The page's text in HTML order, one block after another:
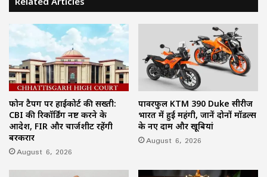
निकले 850 श्रद्धालु: भारत गौरव ट्रेन को हरी झंडी,
बुजुर्ग बोले—‘सपना हुआ साकार’
फोन टैपिंग पर हाईकोर्ट की सख्ती:
CBI की रिकॉर्डिंग नष्ट करने के
आदेश, FIR और चार्जशीट रहेंगी
बरकरार
August 6, 2026
पावरफुल KTM 390 Duke सीरीज
भारत में हुई महंगी, जानें दोनों मॉडल्स
के नए दाम और खूबियां
August 6, 2026